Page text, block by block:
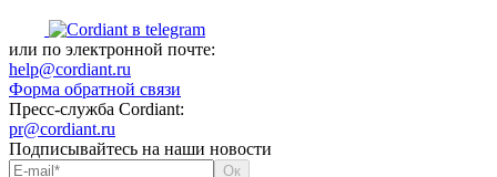
или по электронной почте:
help@cordiant.ru
Форма обратной связи
Пресс-служба Cordiant:
pr@cordiant.ru
Подписывайтесь на наши новости